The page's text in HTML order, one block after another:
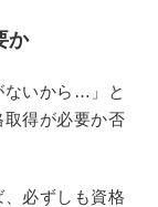
か
ないから…」と
得が必要か否
必ずしも資格